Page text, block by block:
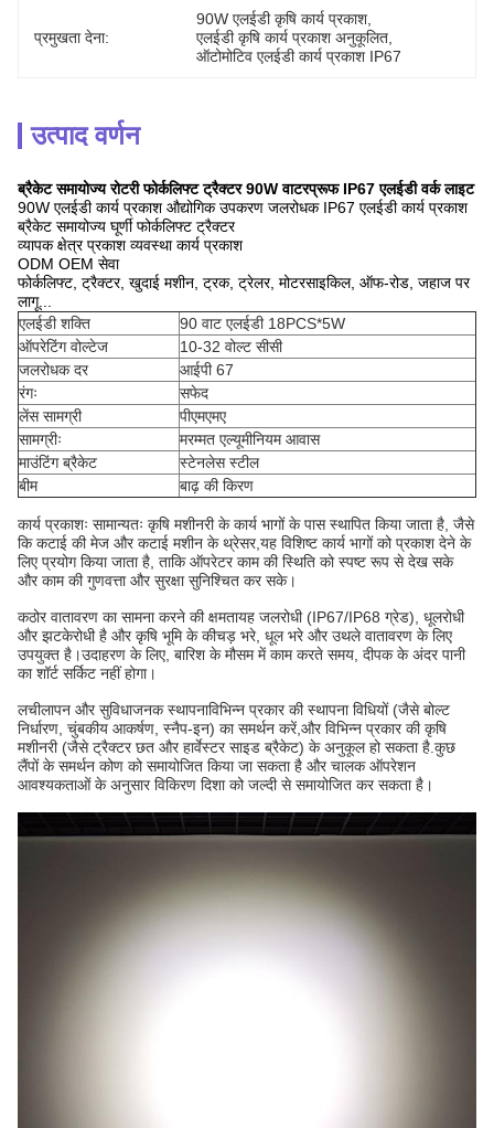
प्रमुखता देना:
90W एलईडी कृषि कार्य प्रकाश
एलईडी कृषि कार्य प्रकाश अनुकूलित
ऑटोमोटिव एलईडी कार्य प्रकाश IP67
उत्पाद वर्णन
ब्रैकेट समायोज्य रोटरी फोर्कलिफ्ट ट्रैक्टर 90W वाटरप्रूफ IP67 एलईडी वर्क लाइट
90W एलईडी कार्य प्रकाश औद्योगिक उपकरण जलरोधक IP67 एलईडी कार्य प्रकाश
ब्रैकेट समायोज्य घूर्णी फोर्कलिफ्ट ट्रैक्टर
व्यापक क्षेत्र प्रकाश व्यवस्था कार्य प्रकाश
ODM OEM सेवा
फोर्कलिफ्ट, ट्रैक्टर, खुदाई मशीन, ट्रक, ट्रेलर, मोटरसाइकिल, ऑफ-रोड, जहाज पर
लागू...
एलईडी शक्ति
90 वाट एलईडी 18PCS*5W
ऑपरेटिंग वोल्टेज
10-32 वोल्ट सीसी
जलरोधक दर
आईपी 67
रंगः
सफेद
लेंस सामग्री
पीएमएमए
सामग्रीः
मरम्मत एल्यूमीनियम आवास
माउंटिंग ब्रैकेट
स्टेनलेस स्टील
बीम
बाढ़ की किरण
कार्य प्रकाशः सामान्यतः कृषि मशीनरी के कार्य भागों के पास स्थापित किया जाता है, जैसे
कि कटाई की मेज और कटाई मशीन के थ्रेसर,यह विशिष्ट कार्य भागों को प्रकाश देने के
लिए प्रयोग किया जाता है, ताकि ऑपरेटर काम की स्थिति को स्पष्ट रूप से देख सके
और काम की गुणवत्ता और सुरक्षा सुनिश्चित कर सके।
कठोर वातावरण का सामना करने की क्षमतायह जलरोधी (IP67/IP68 ग्रेड), धूलरोधी
और झटकेरोधी है और कृषि भूमि के कीचड़ भरे, धूल भरे और उथले वातावरण के लिए
उपयुक्त है।उदाहरण के लिए, बारिश के मौसम में काम करते समय, दीपक के अंदर पानी
का शॉर्ट सर्किट नहीं होगा।
लचीलापन और सुविधाजनक स्थापनाविभिन्न प्रकार की स्थापना विधियों (जैसे बोल्ट
निर्धारण, चुंबकीय आकर्षण, स्नैप-इन) का समर्थन करें,और विभिन्न प्रकार की कृषि
मशीनरी (जैसे ट्रैक्टर छत और हार्वेस्टर साइड ब्रैकेट) के अनुकूल हो सकता है. कुछ
लैंपों के समर्थन कोण को समायोजित किया जा सकता है और चालक ऑपरेशन
आवश्यकताओं के अनुसार विकिरण दिशा को जल्दी से समायोजित कर सकता है।